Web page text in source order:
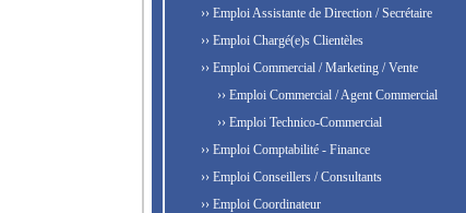
›› Emploi Assistante de Direction / Secrétaire
›› Emploi Chargé(e)s Clientèles
›› Emploi Commercial / Marketing / Vente
›› Emploi Commercial / Agent Commercial
›› Emploi Technico-Commercial
›› Emploi Comptabilité - Finance
›› Emploi Conseillers / Consultants
›› Emploi Coordinateur